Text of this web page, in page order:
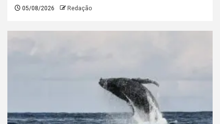
05/08/2026 Redação